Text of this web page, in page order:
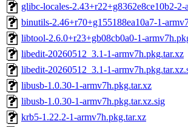
glibc-locales-2.43+r22+g8362e8ce10b2-
binutils-2.46+r70+g155188ea10a7-1-
libtool-2.6.0+r23+gb08cb0a0-1-
libedit-20260512_3.1-1-armv7h.pkg.tar.xz
libedit-20260512_3.1-1-
libusb-1.0.30-1-armv7h.pkg.tar.xz
libusb-1.0.30-1-armv7h.pkg.tar.xz.sig
krb5-1.22.2-1-armv7h.pkg.tar.xz